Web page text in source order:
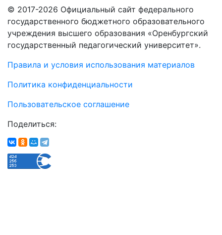
© 2017-2026 Официальный сайт федерального
государственного бюджетного образовательного
учреждения высшего образования «Оренбургский
государственный педагогический университет».
Правила и условия использования материалов
Политика конфиденциальности
Пользовательское соглашение
Поделиться: